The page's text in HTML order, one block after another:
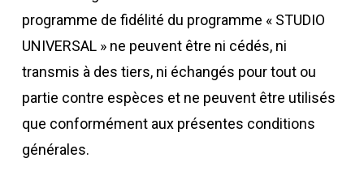
programme de fidélité du programme « STUDIO
UNIVERSAL » ne peuvent être ni cédés, ni
transmis à des tiers, ni échangés pour tout ou
partie contre espèces et ne peuvent être utilisés
que conformément aux présentes conditions
générales.